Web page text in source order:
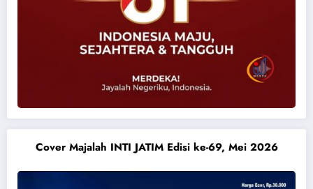
Cover Majalah INTI JATIM Edisi ke-69, Mei 2026